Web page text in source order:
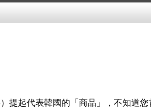
提起代表韓國的「商品」，不知道